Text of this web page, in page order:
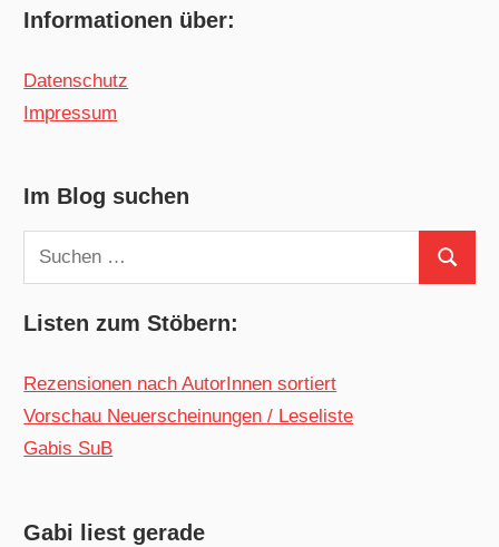
Informationen über:
Datenschutz
Impressum
Im Blog suchen
Suchen
nach:
Suchen
Listen zum Stöbern:
Rezensionen nach AutorInnen sortiert
Vorschau Neuerscheinungen / Leseliste
Gabis SuB
Gabi liest gerade